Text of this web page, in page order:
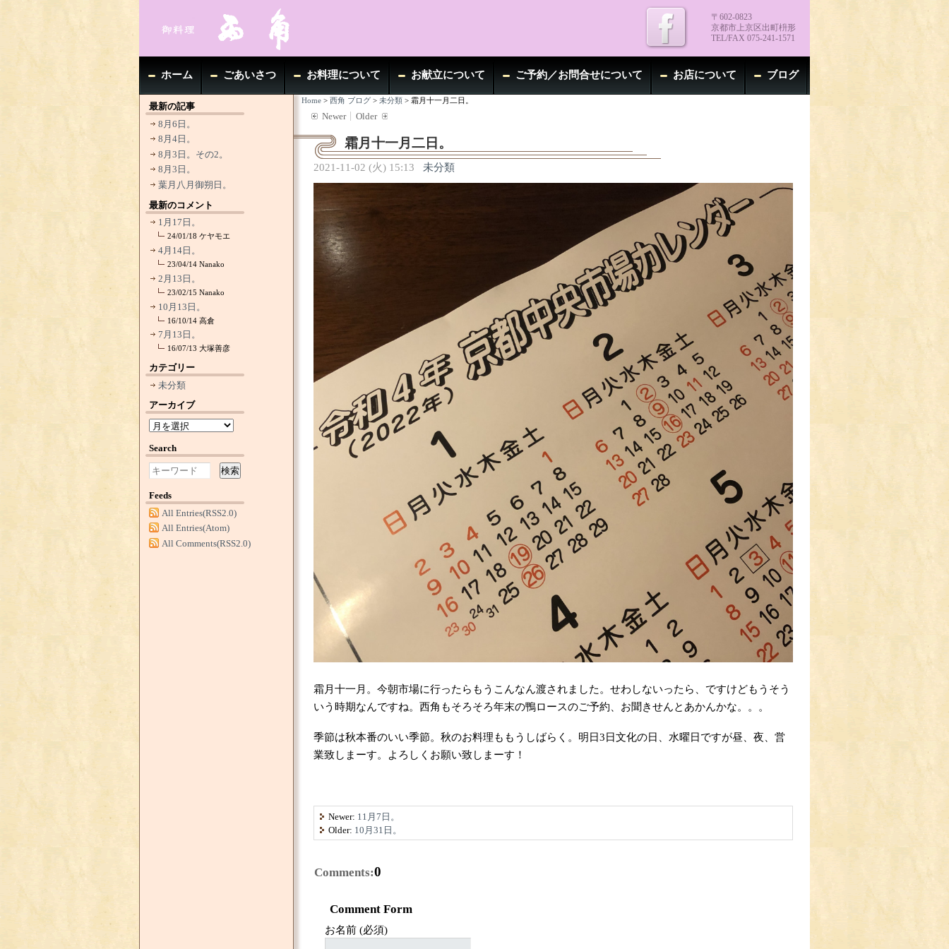
〒602-0823
京都市上京区出町枡形
TEL/FAX 075-241-1571
ホーム ごあいさつ お料理について お献立について ご予約／お問合せについて お店について ブログ
Home> 西角 ブログ> 未分類> 霜月十一月二日。
Newer Older
霜月十一月二日。
2021-11-02 (火) 15:13 未分類
霜月十一月。今朝市場に行ったらもうこんなん渡されました。せわしないったら、ですけどもうそう
いう時期なんですね。西角もそろそろ年末の鴨ロースのご予約、お聞きせんとあかんかな。。。
季節は秋本番のいい季節。秋のお料理ももうしばらく。明日3日文化の日、水曜日ですが昼、夜、営
業致しまーす。よろしくお願い致しまーす！
Newer: 11月7日。
Older: 10月31日。
Comments:0
Comment Form
お名前 (必須)
最新の記事
8月6日。
8月4日。
8月3日。その2。
8月3日。
葉月八月御朔日。
最新のコメント
1月17日。
24/01/18ケヤモエ
4月14日。
23/04/14Nanako
2月13日。
23/02/15Nanako
10月13日。
16/10/14高倉
7月13日。
16/07/13大塚善彦
カテゴリー
未分類
アーカイブ
Search
検索
Feeds
All Entries(RSS2.0)
All Entries(Atom)
All Comments(RSS2.0)